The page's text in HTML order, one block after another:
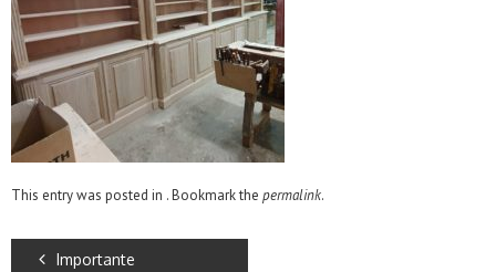
This entry was posted in . Bookmark the permalink.
Importante